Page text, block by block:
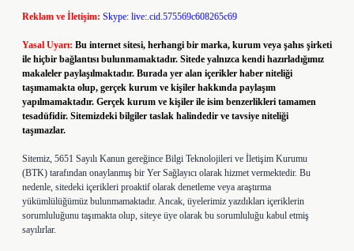
Reklam ve İletişim: Skype: live:.cid.575569c608265c69
Yasal Uyarı: Bu internet sitesi, herhangi bir marka, kurum veya şahıs şirketi
ile hiçbir bağlantısı bulunmamaktadır. Sitede yalnızca kendi hazırladığımız
makaleler paylaşılmaktadır. Burada yer alan içerikler haber niteliği
taşımamakta olup, gerçek kurum ve kişiler hakkında paylaşım
yapılmamaktadır. Gerçek kurum ve kişiler ile isim benzerlikleri tamamen
tesadüfidir. Sitemizdeki bilgiler taslak halindedir ve tavsiye niteliği
taşımazlar.
Sitemiz, 5651 Sayılı Kanun gereğince Bilgi Teknolojileri ve İletişim Kurumu
(BTK) tarafından onaylanmış bir Yer Sağlayıcı olarak hizmet vermektedir. Bu
nedenle, sitedeki içerikleri proaktif olarak denetleme veya araştırma
yükümlülüğümüz bulunmamaktadır. Ancak, üyelerimiz yazdıkları içeriklerin
sorumluluğunu taşımakta olup, siteye üye olarak bu sorumluluğu kabul etmiş
sayılırlar.